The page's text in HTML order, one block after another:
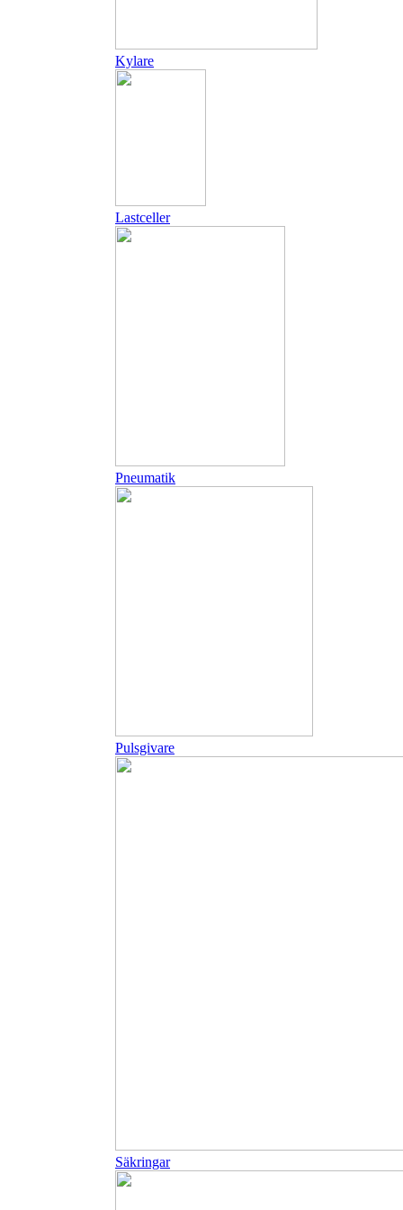
Kylare
Lastceller
Pneumatik
Pulsgivare
Säkringar